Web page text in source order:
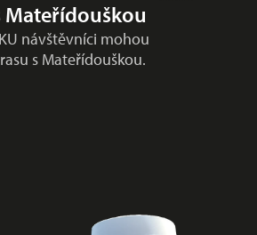
Mateřídouškou
návštěvníci mohou
s Mateřídouškou.